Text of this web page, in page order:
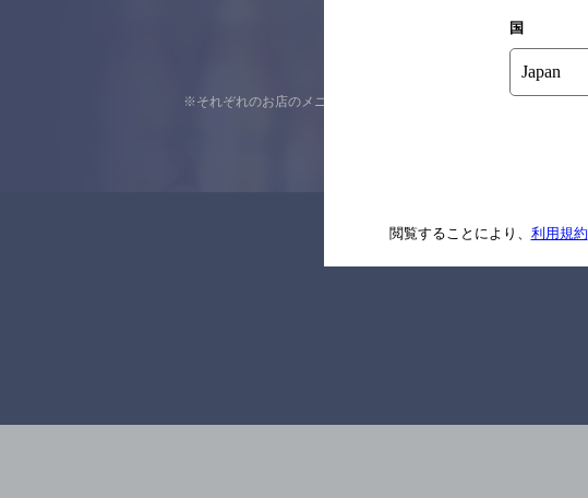
※それぞれのお店のメニューや営業時間などの掲載情報については、
国
閲覧することにより、 利用規約